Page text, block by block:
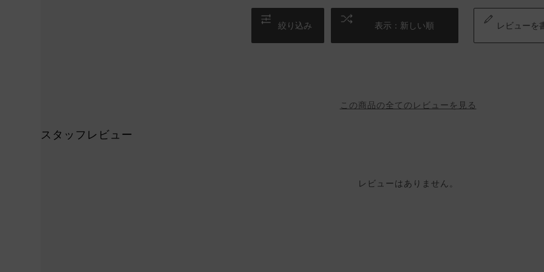
絞り込み 表示：新しい順 レビューを
この商品の全てのレビューを見る
スタッフレビュー
レビューはありません。